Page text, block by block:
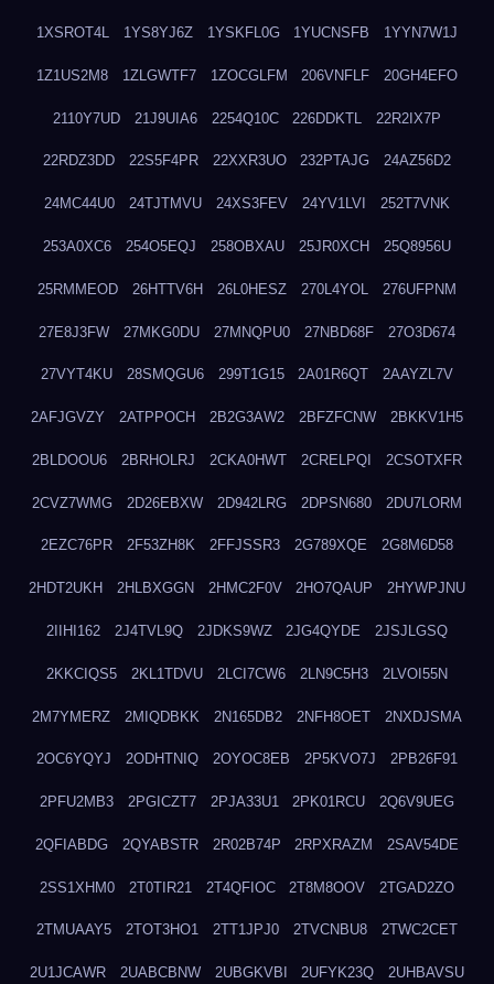
1XSROT4L 1YS8YJ6Z 1YSKFL0G 1YUCNSFB 1YYN7W1J
1Z1US2M8 1ZLGWTF7 1ZOCGLFM 206VNFLF 20GH4EFO
2110Y7UD 21J9UIA6 2254Q10C 226DDKTL 22R2IX7P
22RDZ3DD 22S5F4PR 22XXR3UO 232PTAJG 24AZ56D2
24MC44U0 24TJTMVU 24XS3FEV 24YV1LVI 252T7VNK
253A0XC6 254O5EQJ 258OBXAU 25JR0XCH 25Q8956U
25RMMEOD 26HTTV6H 26L0HESZ 270L4YOL 276UFPNM
27E8J3FW 27MKG0DU 27MNQPU0 27NBD68F 27O3D674
27VYT4KU 28SMQGU6 299T1G15 2A01R6QT 2AAYZL7V
2AFJGVZY 2ATPPOCH 2B2G3AW2 2BFZFCNW 2BKKV1H5
2BLDOOU6 2BRHOLRJ 2CKA0HWT 2CRELPQI 2CSOTXFR
2CVZ7WMG 2D26EBXW 2D942LRG 2DPSN680 2DU7LORM
2EZC76PR 2F53ZH8K 2FFJSSR3 2G789XQE 2G8M6D58
2HDT2UKH 2HLBXGGN 2HMC2F0V 2HO7QAUP 2HYWPJNU
2IIHI162 2J4TVL9Q 2JDKS9WZ 2JG4QYDE 2JSJLGSQ
2KKCIQS5 2KL1TDVU 2LCI7CW6 2LN9C5H3 2LVOI55N
2M7YMERZ 2MIQDBKK 2N165DB2 2NFH8OET 2NXDJSMA
2OC6YQYJ 2ODHTNIQ 2OYOC8EB 2P5KVO7J 2PB26F91
2PFU2MB3 2PGICZT7 2PJA33U1 2PK01RCU 2Q6V9UEG
2QFIABDG 2QYABSTR 2R02B74P 2RPXRAZM 2SAV54DE
2SS1XHM0 2T0TIR21 2T4QFIOC 2T8M8OOV 2TGAD2ZO
2TMUAAY5 2TOT3HO1 2TT1JPJ0 2TVCNBU8 2TWC2CET
2U1JCAWR 2UABCBNW 2UBGKVBI 2UFYK23Q 2UHBAVSU